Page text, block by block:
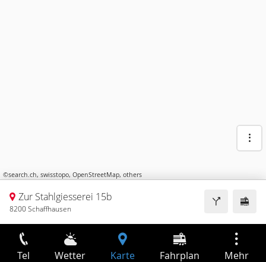
©search.ch, swisstopo, OpenStreetMap, others
Zur Stahlgiesserei 15b
8200 Schaffhausen
Tel Wetter Karte Fahrplan Mehr